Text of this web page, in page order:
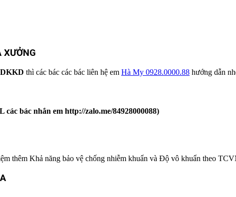
XƯỞNG
DKKD thì các bác các bác liên hệ em Hà My 0928.0000.88 hướng dẫn
các bác nhắn em http://zalo.me/84928000088)
thêm Khả năng bảo vệ chống nhiễm khuẩn và Độ vô khuẩn theo